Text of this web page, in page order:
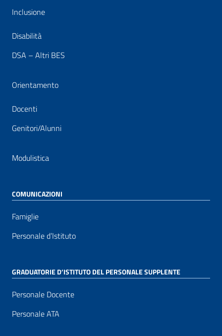
Inclusione
Disabilità
DSA – Altri BES
Orientamento
Docenti
Genitori/Alunni
Modulistica
COMUNICAZIONI
Famiglie
Personale d’Istituto
GRADUATORIE D’ISTITUTO DEL PERSONALE SUPPLENTE
Personale Docente
Personale ATA